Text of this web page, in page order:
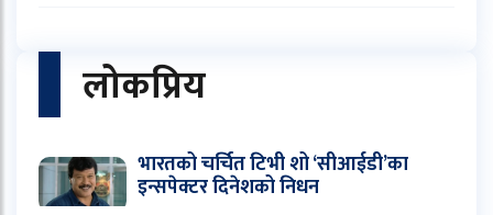
लोकप्रिय
भारतको चर्चित टिभी शो ‘सीआईडी’का
इन्सपेक्टर दिनेशको निधन